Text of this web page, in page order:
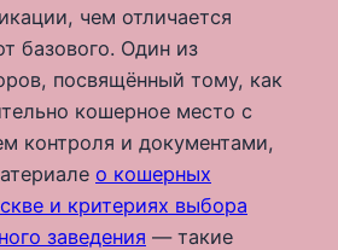
чем отличается
базового. Один из
посвящённый тому, как
кошерное место с
контроля и документами,
о кошерных
и критериях выбора
заведения — такие